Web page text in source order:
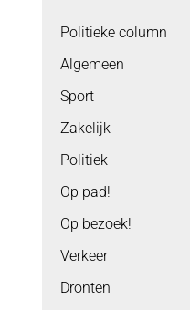
Politieke column
Algemeen
Sport
Zakelijk
Politiek
Op pad!
Op bezoek!
Verkeer
Dronten